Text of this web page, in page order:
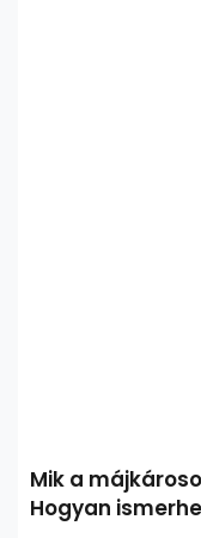
Mik a
Hogyan